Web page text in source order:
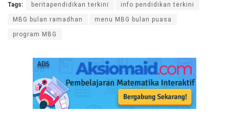
Tags: beritapendidikan terkini info pendidikan terkini
MBG bulan ramadhan menu MBG bulan puasa
program MBG